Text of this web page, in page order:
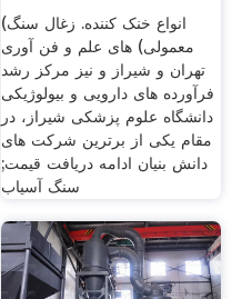
انواع خنک کننده. زغال سنگ)
معمولی) های علم و فن آوری
تهران و شیراز و نیز مرکز رشد
فرآورده های دارویی و بیولوژیکی
دانشگاه علوم پزشکی شیراز، در
مقام یکی از برترین شرکت های
دانش بنیان ادامه دریافت قیمت;
سنگ آسیاب